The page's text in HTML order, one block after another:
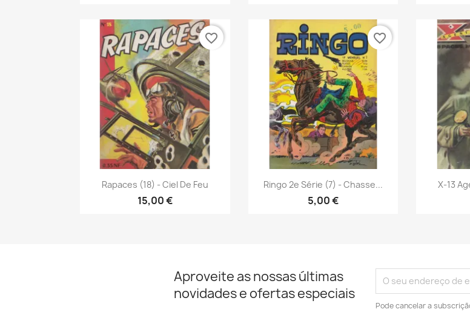
Vista rápida
Rapaces (18) - Ciel De Feu
15,00 €
favorite_border
Vista rápida
Ringo 2e Série (7) - Chasse...
5,00 €
favorite_border

X-13
Aproveite as nossas últimas
novidades e ofertas especiais
Pode cancelar a